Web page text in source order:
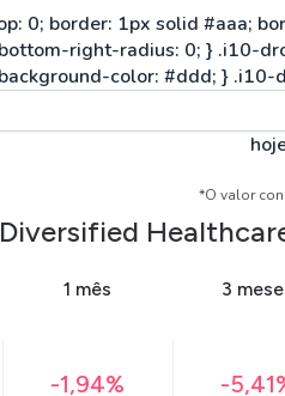
*O valor
Diversified
1 mês 3
-1,94% -